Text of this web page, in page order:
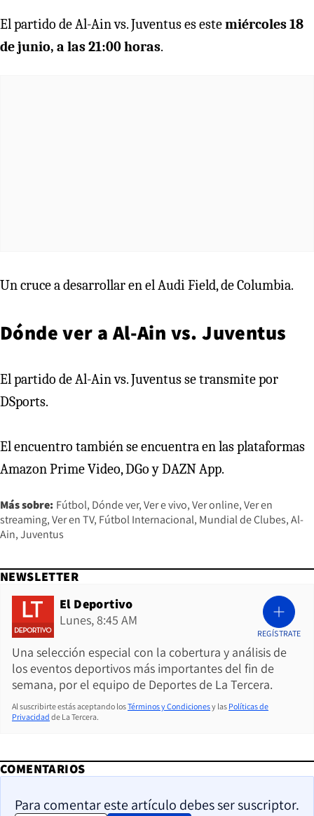
El partido de Al-Ain vs. Juventus es estemiércoles 18
de junio, a las 21:00 horas.
Un cruce a desarrollar en el Audi Field, de Columbia.
Dónde ver a Al-Ain vs. Juventus
El partido de Al-Ain vs. Juventus se transmite por
DSports.
El encuentro también se encuentra en las plataformas
Amazon Prime Video, DGo y DAZN App.
Más sobre: Fútbol Dónde ver Ver e vivo Ver online Ver en
streaming Ver en TV Fútbol Internacional Mundial de Clubes Al-
Ain Juventus
NEWSLETTER
El Deportivo
Lunes, 8:45 AM
Una selección especial con la cobertura y análisis de
los eventos deportivos más importantes del fin de
semana, por el equipo de Deportes de La Tercera.
REGÍSTRATE
Al suscribirte estás aceptando losTérminos y Condicionesy las Políticas de
Privacidad de La Tercera.
COMENTARIOS
Para comentar este artículo debes ser suscriptor.